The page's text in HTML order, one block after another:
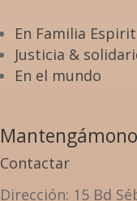
En Familia
Justicia &
En el mundo
Contactar
Dirección: 15 Bd